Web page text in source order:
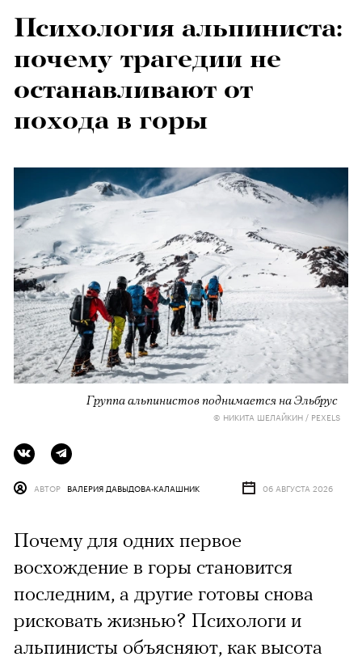
Психология альпиниста:
почему трагедии не
останавливают от
похода в горы
Группа альпинистов поднимается на Эльбрус
© НИКИТА ШЕЛАЙКИН / PEXELS
АВТОР ВАЛЕРИЯ ДАВЫДОВА-КАЛАШНИК 06 АВГУСТА 2026
Почему для одних первое
восхождение в горы становится
последним, а другие готовы снова
рисковать жизнью? Психологи и
альпинисты объясняют, как высота